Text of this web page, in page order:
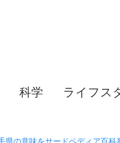
科学 ライフス
県の意味をサードペディア百科